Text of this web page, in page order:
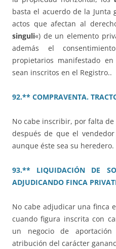
basta el acuerdo de la Junta
actos que afectan al
singuli«) de un elemento
además el
propietarios manifestado
sean inscritos en el Registro..
92.** COMPRAVENTA.
No cabe inscribir, por falta
después de que el
aunque éste sea su heredero.
93.** LIQUIDACIÓN DE
ADJUDICANDO FINCA
No cabe adjudicar una finca
cuando figura inscrita con
un negocio de
atribución del carácter